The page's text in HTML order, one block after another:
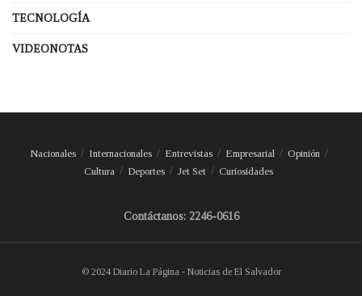
TECNOLOGÍA
VIDEONOTAS
Nacionales Internacionales Entrevistas Empresarial
Opinión
Cultura
Deportes Jet Set Curiosidades
Contáctanos: 2246-0616
© 2024 Diario La Página - Noticias de El Salvador